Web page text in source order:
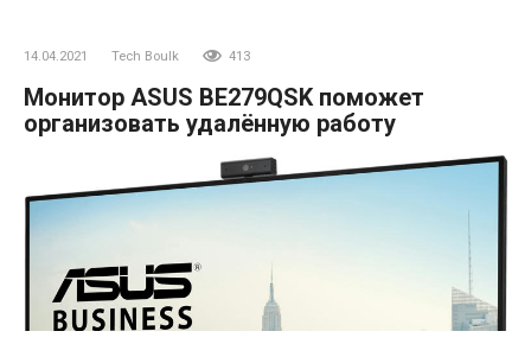
14.04.2021 Tech Boulk 413
Монитор ASUS BE279QSK поможет
организовать удалённую работу